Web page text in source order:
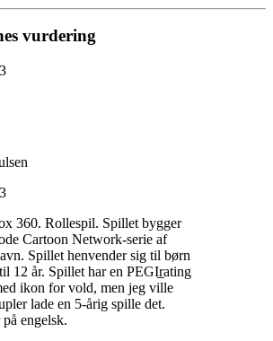
vurdering
360. Rollespil. Spillet bygger
Cartoon Network-serie af
Spillet henvender sig til børn
12 år. Spillet har en PEGIr̲ating
ikon for vold, men jeg ville
lade en 5-årig spille det.
engelsk.